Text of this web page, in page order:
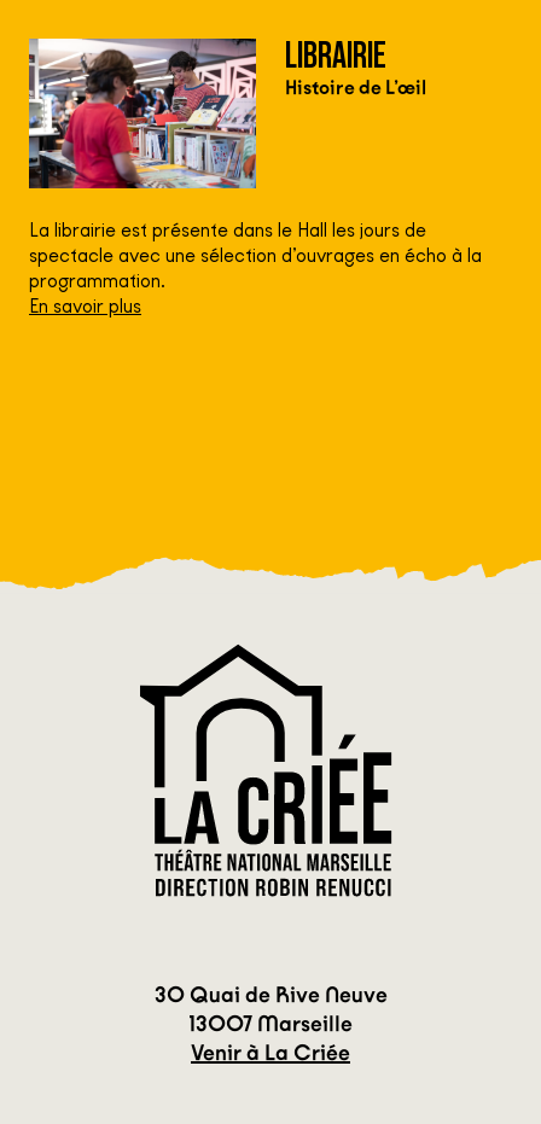
LIBRAIRIE
Histoire de L’œil
La librairie est présente dans le Hall les jours de
spectacle avec une sélection d’ouvrages en écho à la
programmation.
En savoir plus
30 Quai de Rive Neuve
13007 Marseille
Venir à La Criée